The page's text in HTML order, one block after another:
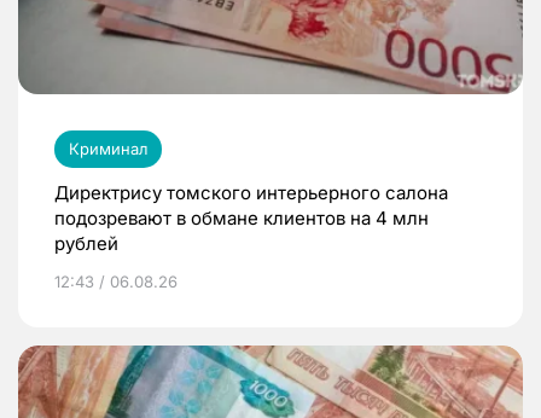
Криминал
Директрису томского интерьерного салона
подозревают в обмане клиентов на 4 млн
рублей
12:43 / 06.08.26